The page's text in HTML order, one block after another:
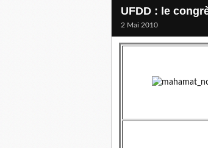
UFDD : le
2 Mai 2010